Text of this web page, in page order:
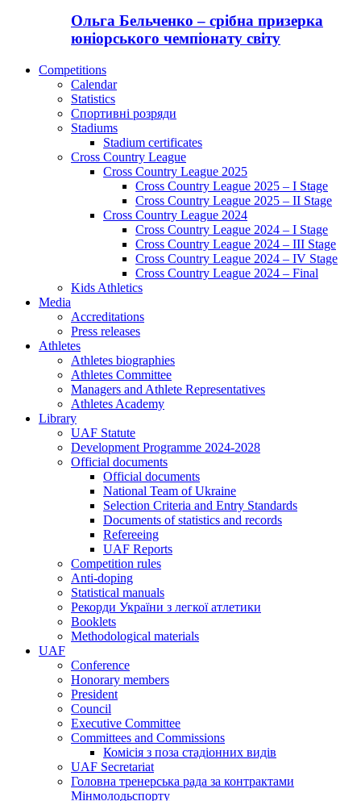
Ольга Бельченко – срібна призерка
юніорського чемпіонату світу
Competitions
Calendar
Statistics
Спортивні розряди
Stadiums
Stadium certificates
Cross Country League
Cross Country League 2025
Cross Country League 2025 – I Stage
Cross Country League 2025 – II Stage
Cross Country League 2024
Cross Country League 2024 – I Stage
Cross Country League 2024 – III Stage
Cross Country League 2024 – IV Stage
Cross Country League 2024 – Final
Kids Athletics
Media
Accreditations
Press releases
Athletes
Athletes biographies
Athletes Committee
Managers and Athlete Representatives
Athletes Academy
Library
UAF Statute
Development Programme 2024-2028
Official documents
Official documents
National Team of Ukraine
Selection Criteria and Entry Standards
Documents of statistics and records
Refereeing
UAF Reports
Competition rules
Anti-doping
Statistical manuals
Рекорди України з легкої атлетики
Booklets
Methodological materials
UAF
Conference
Honorary members
President
Council
Executive Committee
Committees and Commissions
Комісія з поза стадіонних видів
UAF Secretariat
Головна тренерська рада за контрактами
Мінмолодьспорту